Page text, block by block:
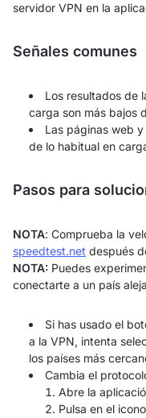
servidor VPN en la
Señales comunes
Los resultados de
carga son más bajos
Las páginas web
de lo habitual en
Pasos para
NOTA: Comprueba la
speedtest.net después
NOTA: Puedes
conectarte a un país
Si has usado el
a la VPN, intenta
los países más
Cambia el
Abre la
Pulsa en el